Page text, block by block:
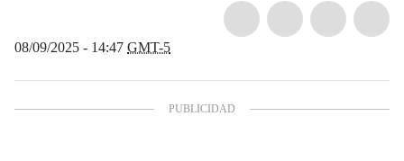
08/09/2025 - 14:47 GMT-5